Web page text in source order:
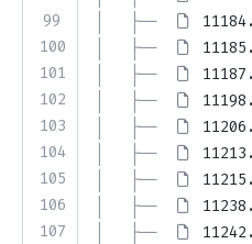
99
100
101
102
103
104
105
106
107
│   ├──
│   ├──
│   ├──
│   ├──
│   ├──
│   ├──
│   ├──
│   ├──
│   ├──